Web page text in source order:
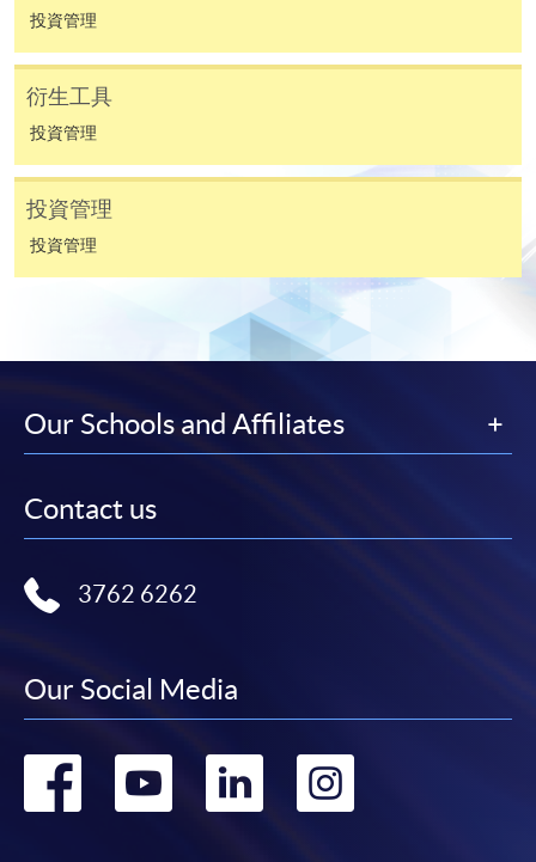
JavaScript程式瀏覽器的電腦上進行。建議選用
Google Chrome瀏覽器。
申請人不應閒置申請超過10分鐘。否則，申請人
報讀優惠，請親臨學院的報名中心報名。
在網上報名過程中，由於提交課程申請和付款在系
統處理上為兩個不同的程序，成功付款並不保證成
功被獲取錄。任何不成功的申請，課程組職員將儘
申請人應注意，不論親身或網上報讀，相同的課
在網上報名過程中，付款成功後，網頁將顯示付款
除特殊情況(例如課程因報名人數不足而被取消)及
法例規定外，一切已繳費用，概不退還。
如須甄選入學，則正式收據並不可作為 閣下已獲
取錄的證明。學院將在截止報名日期後儘快通知申
免責聲明
投資管理
衍生工具
投資管理
投資管理
投資管理
Our Schools and Affiliates
Contact us
3762 6262
Our Social Media
Go
Go
Go